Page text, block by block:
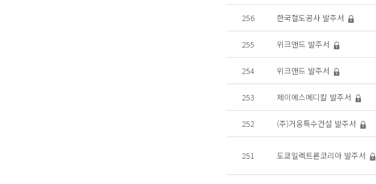
256 한국철도공사 발주서
255 위크앤드 발주서
254 위크앤드 발주서
253 제이에스메디칼 발주서
252 (주)거웅특수건설 발주서
251 도쿄일렉트론코리아 발주서